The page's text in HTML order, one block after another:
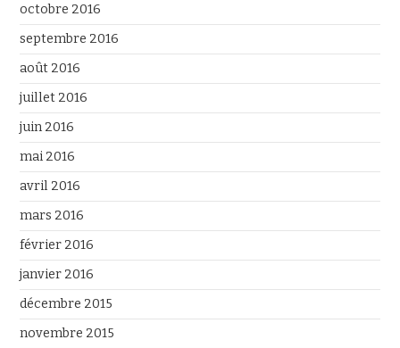
octobre 2016
septembre 2016
août 2016
juillet 2016
juin 2016
mai 2016
avril 2016
mars 2016
février 2016
janvier 2016
décembre 2015
novembre 2015